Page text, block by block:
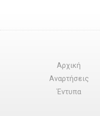
Αρχική
Αναρτήσεις
Έντυπα